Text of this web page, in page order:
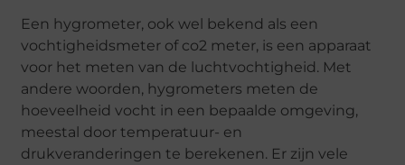
Een hygrometer, ook wel bekend als een
vochtigheidsmeter of co2 meter, is een apparaat
voor het meten van de luchtvochtigheid. Met
andere woorden, hygrometers meten de
hoeveelheid vocht in een bepaalde omgeving,
meestal door temperatuur- en
drukveranderingen te berekenen. Er zijn vele